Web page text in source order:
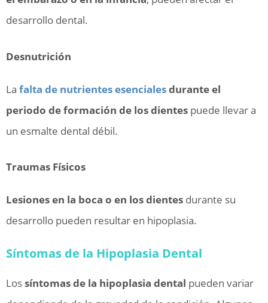
desarrollo dental.
Desnutrición
La falta de nutrientes esencialesdurante el
periodo de formación de los dientes puede llevar a
un esmalte dental débil.
Traumas Físicos
Lesiones en la boca o en los dientes durante su
desarrollo pueden resultar en hipoplasia.
Síntomas de la Hipoplasia Dental
Lossíntomas de la hipoplasia dental pueden variar